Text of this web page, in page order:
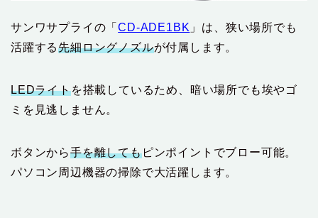
サンワサプライの「‎CD-ADE1BK 」は、狭い場所でも
活躍する先細ロングノズルが付属します。
LEDライトを搭載しているため、暗い場所でも埃やゴ
ミを見逃しません。
ボタンから手を離してもピンポイントでブロー可能。
パソコン周辺機器の掃除で大活躍します。